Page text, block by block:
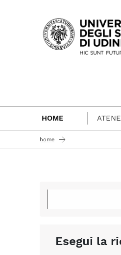
Passa al
HOME
home
Esegui la